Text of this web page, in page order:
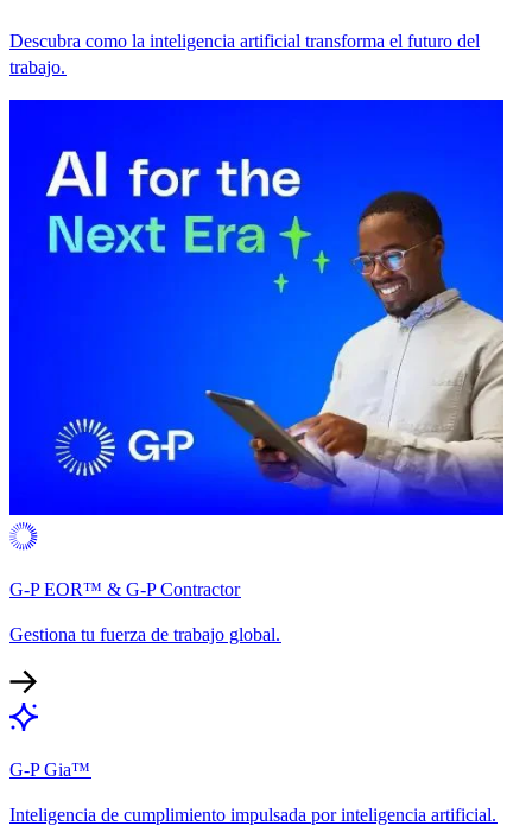
Descubra como la inteligencia artificial transforma el futuro del
trabajo.​​
G-P EOR™ & G-P Contractor​​
Gestiona tu fuerza de trabajo global.​​
G-P Gia™​​
Inteligencia de cumplimiento impulsada por inteligencia artificial.​​